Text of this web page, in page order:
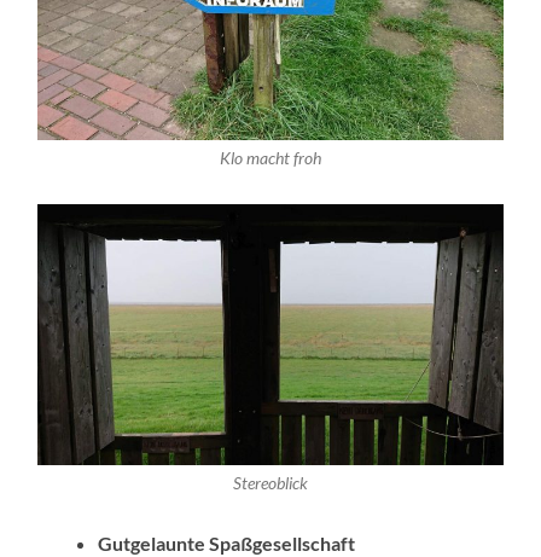
Klo macht froh
Stereoblick
Gutgelaunte Spaßgesellschaft